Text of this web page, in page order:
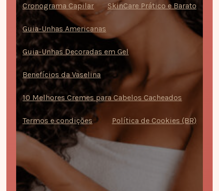
Cronograma Capilar SkinCare Prático e Barato
Guia-Unhas Americanas
Guia-Unhas Decoradas em Gel
Benefícios da Vaselina
10 Melhores Cremes para Cabelos Cacheados
Termos e condições Política de Cookies (BR)